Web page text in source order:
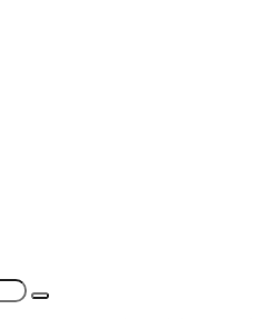
Search